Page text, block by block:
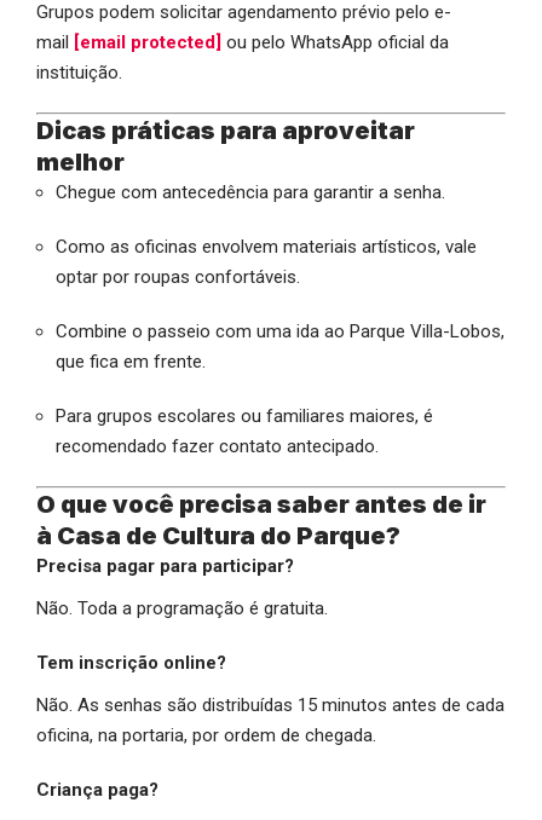
Grupos podem solicitar agendamento prévio pelo e-
mail [email protected] ou pelo WhatsApp oficial da
instituição.
Dicas práticas para aproveitar
melhor
Chegue com antecedência para garantir a senha.
Como as oficinas envolvem materiais artísticos, vale
optar por roupas confortáveis.
Combine o passeio com uma ida ao Parque Villa-Lobos,
que fica em frente.
Para grupos escolares ou familiares maiores, é
recomendado fazer contato antecipado.
O que você precisa saber antes de ir
à Casa de Cultura do Parque?
Precisa pagar para participar?
Não. Toda a programação é gratuita.
Tem inscrição online?
Não. As senhas são distribuídas 15 minutos antes de cada
oficina, na portaria, por ordem de chegada.
Criança paga?